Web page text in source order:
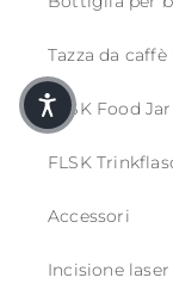
Tazza da caffè
FLSK Food Jar
FLSK
Accessori
Incisione laser